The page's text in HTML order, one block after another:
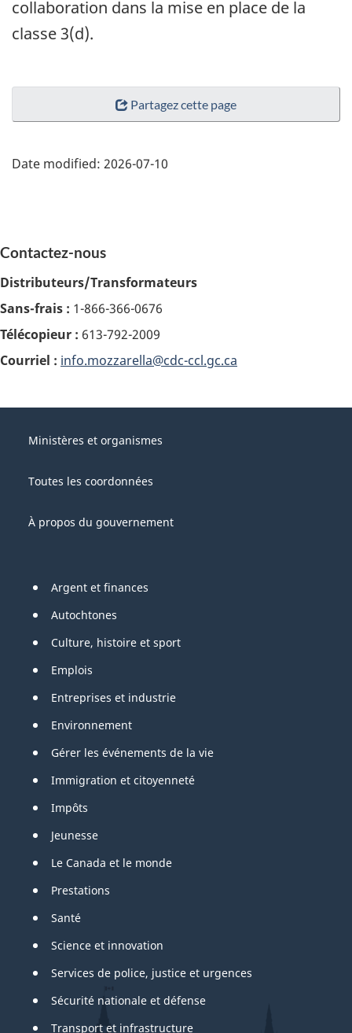
collaboration dans la mise en place de la
classe 3(d).
Partagez cette page
Date modified: 2026-07-10
Contactez-nous
Distributeurs/Transformateurs
Sans-frais : 1-866-366-0676
Télécopieur : 613-792-2009
Courriel : info.mozzarella@cdc-ccl.gc.ca
thisGouvernement
Canada
Ministères et organismes
Toutes les coordonnées
À propos du gouvernement
Pied
de
page
Argent et finances
Autochtones
Culture, histoire et sport
Emplois
Entreprises et industrie
Environnement
Gérer les événements de la vie
Immigration et citoyenneté
Impôts
Jeunesse
Le Canada et le monde
Prestations
Santé
Science et innovation
Services de police, justice et urgences
Sécurité nationale et défense
Transport et infrastructure